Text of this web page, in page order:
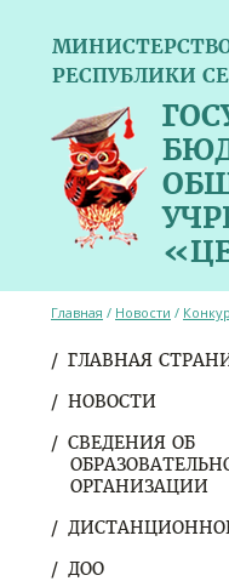
РЕСПУБЛИКИ
ГЛАВНАЯ
НОВОСТИ
СВЕДЕНИЯ ОБ
ОРГАНИЗАЦИИ
ДОО
Главная / Новости /